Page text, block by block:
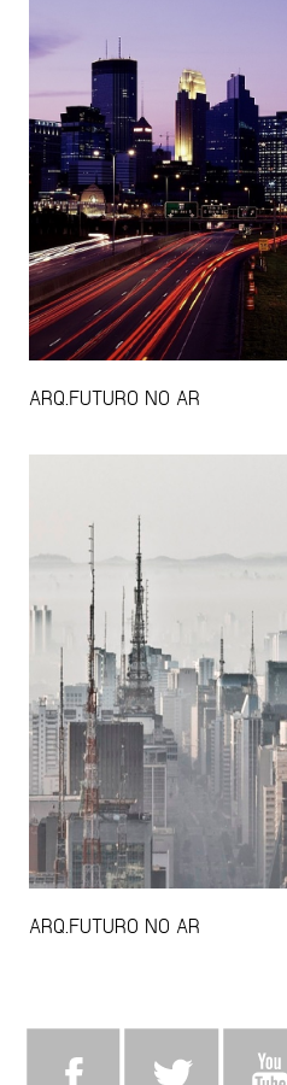
ARQ.FUTURO NO AR
ARQ.FUTURO NO AR